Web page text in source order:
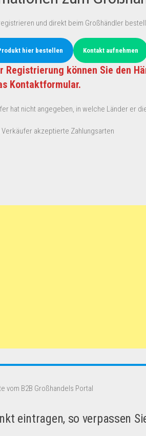
und direkt beim Großhändler
hier bestellen Kontakt aufnehmen
Registrierung können Sie den
Kontaktformular.
hat nicht angegeben, in welche Länder er
akzeptierte Zahlungsarten
vom B2B Großhandels Portal
eintragen, so verpassen